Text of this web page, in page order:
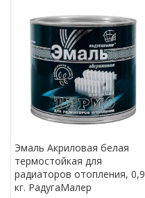
переменных термических
нагрузок от -50 °С
Эмаль Акриловая белая
термостойкая для
радиаторов отопления, 0,9
кг. РадугаМалер